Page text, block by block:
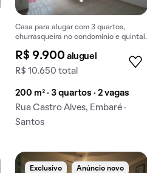
Casa para alugar com 3 quartos,
churrasqueira no condomínio e quintal.
R$ 9.900 aluguel
R$ 10.650 total
200 m² · 3 quartos · 2 vagas
Rua Castro Alves, Embaré ·
Santos
Exclusivo Anúncio novo